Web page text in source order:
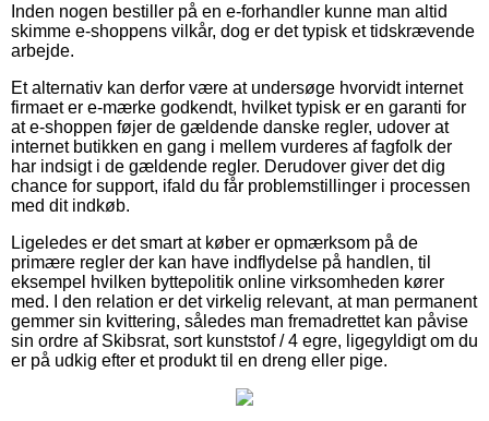
Inden nogen bestiller på en e-forhandler kunne man altid
skimme e-shoppens vilkår, dog er det typisk et tidskrævende
arbejde.
Et alternativ kan derfor være at undersøge hvorvidt internet
firmaet er e-mærke godkendt, hvilket typisk er en garanti for
at e-shoppen føjer de gældende danske regler, udover at
internet butikken en gang i mellem vurderes af fagfolk der
har indsigt i de gældende regler. Derudover giver det dig
chance for support, ifald du får problemstillinger i processen
med dit indkøb.
Ligeledes er det smart at køber er opmærksom på de
primære regler der kan have indflydelse på handlen, til
eksempel hvilken byttepolitik online virksomheden kører
med. I den relation er det virkelig relevant, at man permanent
gemmer sin kvittering, således man fremadrettet kan påvise
sin ordre af Skibsrat, sort kunststof / 4 egre, ligegyldigt om du
er på udkig efter et produkt til en dreng eller pige.